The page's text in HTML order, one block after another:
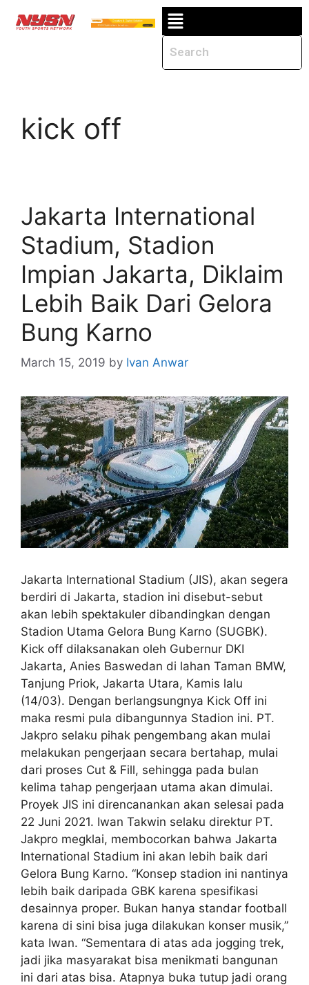
kick off
Jakarta International
Stadium, Stadion
Impian Jakarta, Diklaim
Lebih Baik Dari Gelora
Bung Karno
March 15, 2019 by Ivan Anwar
Jakarta International Stadium (JIS), akan segera
berdiri di Jakarta, stadion ini disebut-sebut
akan lebih spektakuler dibandingkan dengan
Stadion Utama Gelora Bung Karno (SUGBK).
Kick off dilaksanakan oleh Gubernur DKI
Jakarta, Anies Baswedan di lahan Taman BMW,
Tanjung Priok, Jakarta Utara, Kamis lalu
(14/03). Dengan berlangsungnya Kick Off ini
maka resmi pula dibangunnya Stadion ini. PT.
Jakpro selaku pihak pengembang akan mulai
melakukan pengerjaan secara bertahap, mulai
dari proses Cut & Fill, sehingga pada bulan
kelima tahap pengerjaan utama akan dimulai.
Proyek JIS ini direncanankan akan selesai pada
22 Juni 2021. Iwan Takwin selaku direktur PT.
Jakpro megklai, membocorkan bahwa Jakarta
International Stadium ini akan lebih baik dari
Gelora Bung Karno. “Konsep stadion ini nantinya
lebih baik daripada GBK karena spesifikasi
desainnya proper. Bukan hanya standar football
karena di sini bisa juga dilakukan konser musik,”
kata Iwan. “Sementara di atas ada jogging trek,
jadi jika masyarakat bisa menikmati bangunan
ini dari atas bisa. Atapnya buka tutup jadi orang